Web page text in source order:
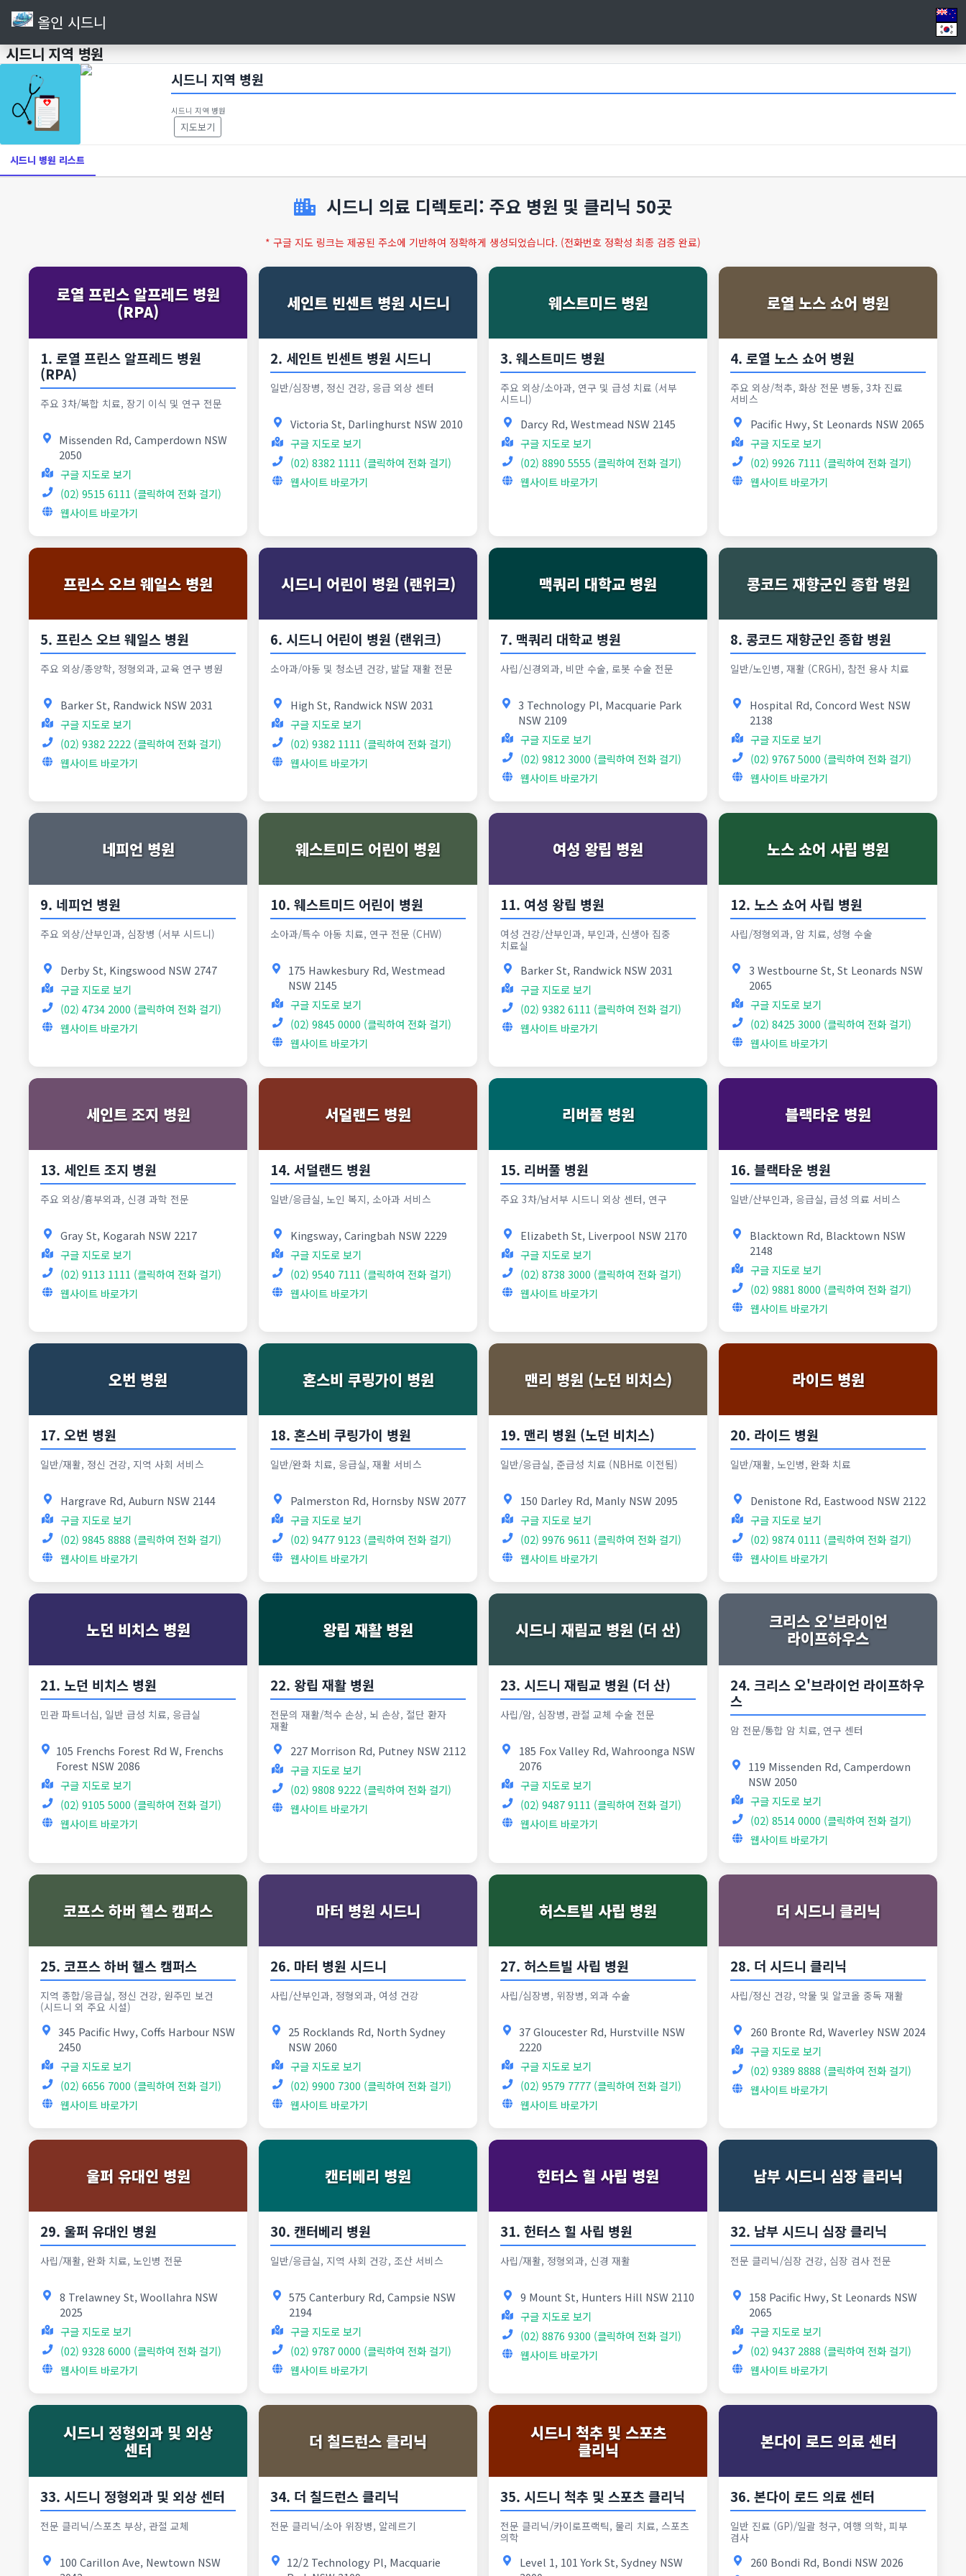
올인 시드니
시드니 지역 병원
시드니 지역 병원
시드니 지역 병원
지도보기
시드니 병원 리스트
시드니 의료 디렉토리: 주요 병원 및 클리닉 50곳
* 구글 지도 링크는 제공된 주소에 기반하여 정확하게 생성되었습니다. (전화번호 정확성 최종 검증 완료)
로열 프린스 알프레드 병원
(RPA)
1. 로열 프린스 알프레드 병원
(RPA)
주요 3차/복합 치료, 장기 이식 및 연구 전문
Missenden Rd, Camperdown NSW
2050
구글 지도로 보기
(02) 9515 6111 (클릭하여 전화 걸기)
웹사이트 바로가기
세인트 빈센트 병원 시드니
2. 세인트 빈센트 병원 시드니
일반/심장병, 정신 건강, 응급 외상 센터
Victoria St, Darlinghurst NSW 2010
구글 지도로 보기
(02) 8382 1111 (클릭하여 전화 걸기)
웹사이트 바로가기
웨스트미드 병원
3. 웨스트미드 병원
주요 외상/소아과, 연구 및 급성 치료 (서부
시드니)
Darcy Rd, Westmead NSW 2145
구글 지도로 보기
(02) 8890 5555 (클릭하여 전화 걸기)
웹사이트 바로가기
로열 노스 쇼어 병원
4. 로열 노스 쇼어 병원
주요 외상/척추, 화상 전문 병동, 3차 진료
서비스
Pacific Hwy, St Leonards NSW 2065
구글 지도로 보기
(02) 9926 7111 (클릭하여 전화 걸기)
웹사이트 바로가기
프린스 오브 웨일스 병원
5. 프린스 오브 웨일스 병원
주요 외상/종양학, 정형외과, 교육 연구 병원
Barker St, Randwick NSW 2031
구글 지도로 보기
(02) 9382 2222 (클릭하여 전화 걸기)
웹사이트 바로가기
시드니 어린이 병원 (랜위크)
6. 시드니 어린이 병원 (랜위크)
소아과/아동 및 청소년 건강, 발달 재활 전문
High St, Randwick NSW 2031
구글 지도로 보기
(02) 9382 1111 (클릭하여 전화 걸기)
웹사이트 바로가기
맥쿼리 대학교 병원
7. 맥쿼리 대학교 병원
사립/신경외과, 비만 수술, 로봇 수술 전문
3 Technology Pl, Macquarie Park
NSW 2109
구글 지도로 보기
(02) 9812 3000 (클릭하여 전화 걸기)
웹사이트 바로가기
콩코드 재향군인 종합 병원
8. 콩코드 재향군인 종합 병원
일반/노인병, 재활 (CRGH), 참전 용사 치료
Hospital Rd, Concord West NSW
2138
구글 지도로 보기
(02) 9767 5000 (클릭하여 전화 걸기)
웹사이트 바로가기
네피언 병원
9. 네피언 병원
주요 외상/산부인과, 심장병 (서부 시드니)
Derby St, Kingswood NSW 2747
구글 지도로 보기
(02) 4734 2000 (클릭하여 전화 걸기)
웹사이트 바로가기
웨스트미드 어린이 병원
10. 웨스트미드 어린이 병원
소아과/특수 아동 치료, 연구 전문 (CHW)
175 Hawkesbury Rd, Westmead
NSW 2145
구글 지도로 보기
(02) 9845 0000 (클릭하여 전화 걸기)
웹사이트 바로가기
여성 왕립 병원
11. 여성 왕립 병원
여성 건강/산부인과, 부인과, 신생아 집중
치료실
Barker St, Randwick NSW 2031
구글 지도로 보기
(02) 9382 6111 (클릭하여 전화 걸기)
웹사이트 바로가기
노스 쇼어 사립 병원
12. 노스 쇼어 사립 병원
사립/정형외과, 암 치료, 성형 수술
3 Westbourne St, St Leonards NSW
2065
구글 지도로 보기
(02) 8425 3000 (클릭하여 전화 걸기)
웹사이트 바로가기
세인트 조지 병원
13. 세인트 조지 병원
주요 외상/흉부외과, 신경 과학 전문
Gray St, Kogarah NSW 2217
구글 지도로 보기
(02) 9113 1111 (클릭하여 전화 걸기)
웹사이트 바로가기
서덜랜드 병원
14. 서덜랜드 병원
일반/응급실, 노인 복지, 소아과 서비스
Kingsway, Caringbah NSW 2229
구글 지도로 보기
(02) 9540 7111 (클릭하여 전화 걸기)
웹사이트 바로가기
리버풀 병원
15. 리버풀 병원
주요 3차/남서부 시드니 외상 센터, 연구
Elizabeth St, Liverpool NSW 2170
구글 지도로 보기
(02) 8738 3000 (클릭하여 전화 걸기)
웹사이트 바로가기
블랙타운 병원
16. 블랙타운 병원
일반/산부인과, 응급실, 급성 의료 서비스
Blacktown Rd, Blacktown NSW
2148
구글 지도로 보기
(02) 9881 8000 (클릭하여 전화 걸기)
웹사이트 바로가기
오번 병원
17. 오번 병원
일반/재활, 정신 건강, 지역 사회 서비스
Hargrave Rd, Auburn NSW 2144
구글 지도로 보기
(02) 9845 8888 (클릭하여 전화 걸기)
웹사이트 바로가기
혼스비 쿠링가이 병원
18. 혼스비 쿠링가이 병원
일반/완화 치료, 응급실, 재활 서비스
Palmerston Rd, Hornsby NSW 2077
구글 지도로 보기
(02) 9477 9123 (클릭하여 전화 걸기)
웹사이트 바로가기
맨리 병원 (노던 비치스)
19. 맨리 병원 (노던 비치스)
일반/응급실, 준급성 치료 (NBH로 이전됨)
150 Darley Rd, Manly NSW 2095
구글 지도로 보기
(02) 9976 9611 (클릭하여 전화 걸기)
웹사이트 바로가기
라이드 병원
20. 라이드 병원
일반/재활, 노인병, 완화 치료
Denistone Rd, Eastwood NSW 2122
구글 지도로 보기
(02) 9874 0111 (클릭하여 전화 걸기)
웹사이트 바로가기
노던 비치스 병원
21. 노던 비치스 병원
민관 파트너십, 일반 급성 치료, 응급실
105 Frenchs Forest Rd W, Frenchs
Forest NSW 2086
구글 지도로 보기
(02) 9105 5000 (클릭하여 전화 걸기)
웹사이트 바로가기
왕립 재활 병원
22. 왕립 재활 병원
전문의 재활/척수 손상, 뇌 손상, 절단 환자
재활
227 Morrison Rd, Putney NSW 2112
구글 지도로 보기
(02) 9808 9222 (클릭하여 전화 걸기)
웹사이트 바로가기
시드니 재림교 병원 (더 산)
23. 시드니 재림교 병원 (더 산)
사립/암, 심장병, 관절 교체 수술 전문
185 Fox Valley Rd, Wahroonga NSW
2076
구글 지도로 보기
(02) 9487 9111 (클릭하여 전화 걸기)
웹사이트 바로가기
크리스 오'브라이언
라이프하우스
24. 크리스 오'브라이언 라이프하우
스
암 전문/통합 암 치료, 연구 센터
119 Missenden Rd, Camperdown
NSW 2050
구글 지도로 보기
(02) 8514 0000 (클릭하여 전화 걸기)
웹사이트 바로가기
코프스 하버 헬스 캠퍼스
25. 코프스 하버 헬스 캠퍼스
지역 종합/응급실, 정신 건강, 원주민 보건
(시드니 외 주요 시설)
345 Pacific Hwy, Coffs Harbour NSW
2450
구글 지도로 보기
(02) 6656 7000 (클릭하여 전화 걸기)
웹사이트 바로가기
마터 병원 시드니
26. 마터 병원 시드니
사립/산부인과, 정형외과, 여성 건강
25 Rocklands Rd, North Sydney
NSW 2060
구글 지도로 보기
(02) 9900 7300 (클릭하여 전화 걸기)
웹사이트 바로가기
허스트빌 사립 병원
27. 허스트빌 사립 병원
사립/심장병, 위장병, 외과 수술
37 Gloucester Rd, Hurstville NSW
2220
구글 지도로 보기
(02) 9579 7777 (클릭하여 전화 걸기)
웹사이트 바로가기
더 시드니 클리닉
28. 더 시드니 클리닉
사립/정신 건강, 약물 및 알코올 중독 재활
260 Bronte Rd, Waverley NSW 2024
구글 지도로 보기
(02) 9389 8888 (클릭하여 전화 걸기)
웹사이트 바로가기
울퍼 유대인 병원
29. 울퍼 유대인 병원
사립/재활, 완화 치료, 노인병 전문
8 Trelawney St, Woollahra NSW
2025
구글 지도로 보기
(02) 9328 6000 (클릭하여 전화 걸기)
웹사이트 바로가기
캔터베리 병원
30. 캔터베리 병원
일반/응급실, 지역 사회 건강, 조산 서비스
575 Canterbury Rd, Campsie NSW
2194
구글 지도로 보기
(02) 9787 0000 (클릭하여 전화 걸기)
웹사이트 바로가기
헌터스 힐 사립 병원
31. 헌터스 힐 사립 병원
사립/재활, 정형외과, 신경 재활
9 Mount St, Hunters Hill NSW 2110
구글 지도로 보기
(02) 8876 9300 (클릭하여 전화 걸기)
웹사이트 바로가기
남부 시드니 심장 클리닉
32. 남부 시드니 심장 클리닉
전문 클리닉/심장 건강, 심장 검사 전문
158 Pacific Hwy, St Leonards NSW
2065
구글 지도로 보기
(02) 9437 2888 (클릭하여 전화 걸기)
웹사이트 바로가기
시드니 정형외과 및 외상
센터
33. 시드니 정형외과 및 외상 센터
전문 클리닉/스포츠 부상, 관절 교체
100 Carillon Ave, Newtown NSW
더 칠드런스 클리닉
34. 더 칠드런스 클리닉
전문 클리닉/소아 위장병, 알레르기
12/2 Technology Pl, Macquarie
시드니 척추 및 스포츠
클리닉
35. 시드니 척추 및 스포츠 클리닉
전문 클리닉/카이로프랙틱, 물리 치료, 스포츠
의학
Level 1, 101 York St, Sydney NSW
본다이 로드 의료 센터
36. 본다이 로드 의료 센터
일반 진료 (GP)/일괄 청구, 여행 의학, 피부
검사
260 Bondi Rd, Bondi NSW 2026